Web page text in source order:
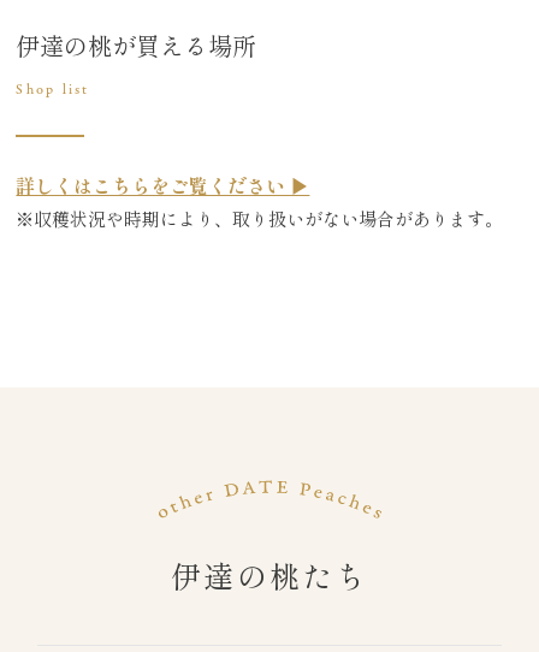
伊達の桃が買える場所
Shop list
詳しくはこちらをご覧ください ▶
※収穫状況や時期により、取り扱いがない場合があります。
伊達の桃たち